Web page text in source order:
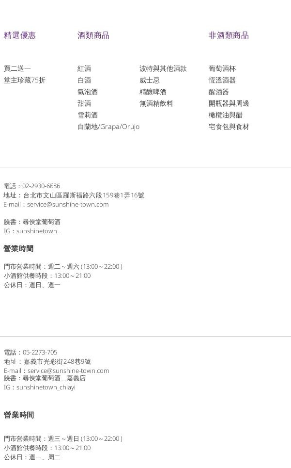
​精選優惠 酒類商品
買二送一
堂主珍藏75折
紅酒
白酒
氣泡酒
​甜酒
雪莉酒
白蘭地/Grapa/Orujo
波特與其他酒款
威士忌
精釀啤酒
​無酒精飲料
非酒類商品
葡萄酒杯
恆溫酒器
醒酒器
開瓶器與周邊
橄欖油與醋
宅食包與食材
電話：02-2930-6686
地址：台北市文山區羅斯福路六段159巷1弄16號
E-mail： service@sunshine-town.com
臉書：尋俠堂葡萄酒
IG：sunshinetown__
​營業時間
門市營業時間：週二～週六 (13:00～22:00 )
小酒館供餐時段：13:00～21:00
公休日：週日、週一
電話：05-2273-705
地址： 嘉義市光彩街248巷9號
E-mail： service@sunshine-town.com
​營業時間
門市營業時間：週三～週日 (13:00～22:00 )
小酒館供餐時段：13:00～21:00
公休日：週ㄧ、周二
臉書：尋俠堂葡萄酒＿嘉義店
IG：sunshinetown_chiayi